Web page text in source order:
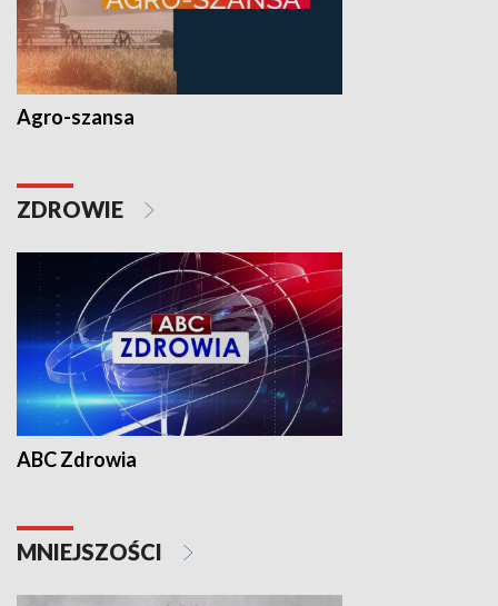
Agro-szansa
ZDROWIE
ABC Zdrowia
MNIEJSZOŚCI